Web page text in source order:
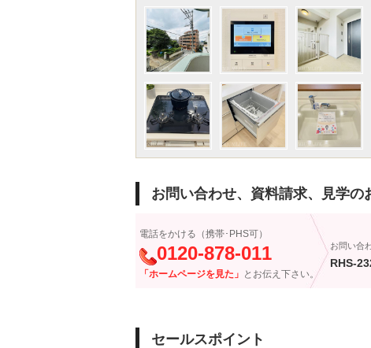
お問い合わせ、資料請求、見学の
電話をかける（携帯･PHS可）
0120-878-011
「ホームページを見た」 とお伝え下さい。
お問い合
RHS-
セールスポイント